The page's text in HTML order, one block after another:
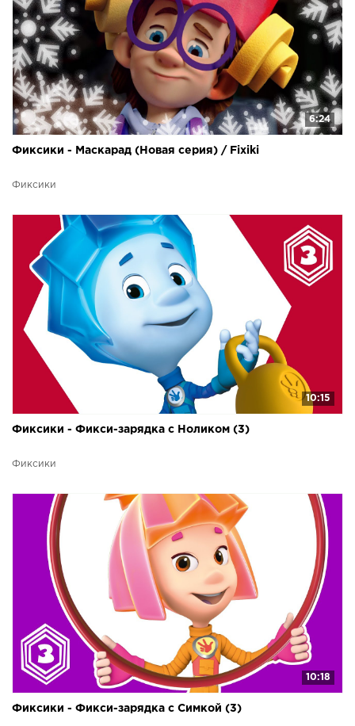
6:24
Фиксики - Маскарад (Новая серия) / Fixiki
Фиксики
10:15
Фиксики - Фикси-зарядка с Ноликом (3)
Фиксики
10:18
Фиксики - Фикси-зарядка с Симкой (3)